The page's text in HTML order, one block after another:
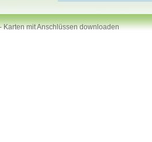
Karten mit Anschlüssen downloaden